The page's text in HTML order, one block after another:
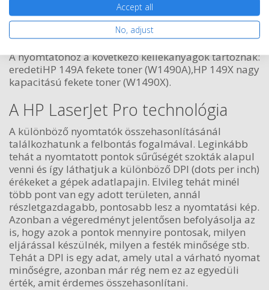
Kosárba tesz
A nyomtatóhoz a következő kellékanyagok tartoznak:
eredetiHP 149A fekete toner (W1490A),HP 149X nagy
kapacitású fekete toner (W1490X).
A HP LaserJet Pro technológia
A különböző nyomtatók összehasonlításánál
találkozhatunk a felbontás fogalmával. Leginkább
tehát a nyomtatott pontok sűrűségét szokták alapul
venni és így láthatjuk a különböző DPI (dots per inch)
érékeket a gépek adatlapajin. Elvileg tehát minél
több pont van egy adott területen, annál
részletgazdagabb, pontosabb lesz a nyomtatási kép.
Azonban a végeredményt jelentősen befolyásolja az
is, hogy azok a pontok mennyire pontosak, milyen
eljárással készülnék, milyen a festék minősége stb.
Tehát a DPI is egy adat, amely utal a várható nyomat
minőségre, azonban már rég nem ez az egyedüli
érték, amit érdemes összehasonlítani.
Accept all
No, adjust